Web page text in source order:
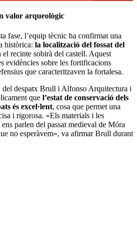
valor arqueològic
fase, l’equip tècnic ha confirmat una
històrica: la localització del fossat del
el recinte sobirà del castell. Aquest
evidències sobre les fortificacions
que caracteritzaven la fortalesa.
del despatx Brull i Alfonso Arquitectura i
que l’estat de conservació dels
és excel·lent, cosa que permet una
i rigorosa. «Els materials i les
parlen del passat medieval de Móra
no esperàvem», va afirmar Brull durant